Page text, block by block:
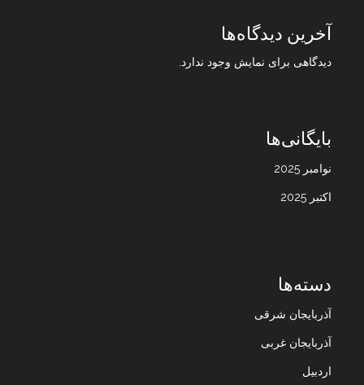
آخرین دیدگاه‌ها
دیدگاهی برای نمایش وجود ندارد.
بایگانی‌ها
نوامبر 2025
اکتبر 2025
دسته‌ها
آذربایجان شرقی
آذربایجان غربی
اردبیل